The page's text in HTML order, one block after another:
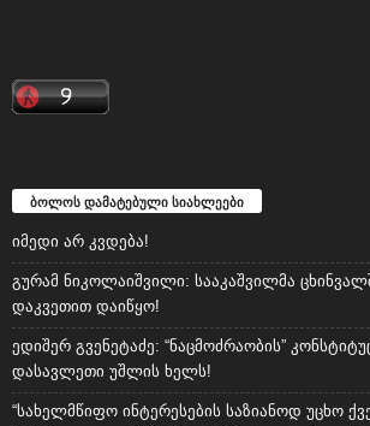
ბოლოს დამატებული სიახლეები
იმედი არ კვდება!
გურამ ნიკოლაიშვილი: სააკაშვილმა
დაკვეთით დაიწყო!
ედიშერ გვენეტაძე: “ნაცმოძრაობის”
დასავლეთი უშლის ხელს!
“სახელმწიფო ინტერესების საზიანოდ უცხო